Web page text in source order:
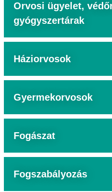
Orvosi ügyelet,
gyógyszertárak
Háziorvosok
Gyermekorvosok
Fogászat
Fogszabályozás